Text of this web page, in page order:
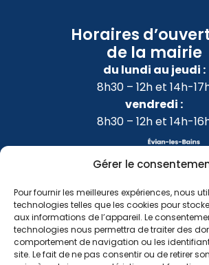
Gérer le
Pour fournir les meilleures expériences, nous
technologies telles que les cookies pour
aux informations de l’appareil. Le
technologies nous permettra de traiter des
comportement de navigation ou les
site. Le fait de ne pas consentir ou de retirer
Horaires
de la mairie
du lundi au jeudi :
8h30 – 12h et 14h-
vendredi :
8h30 – 12h et 14h-